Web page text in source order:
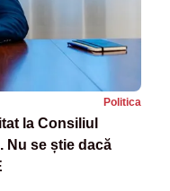
Politica
la Consiliul
Nu se știe dacă